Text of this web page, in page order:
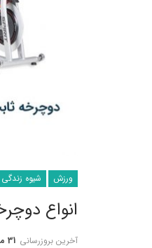
ورزش شیوه
انواع
آخرین بروزرسانی 31 مه 2021